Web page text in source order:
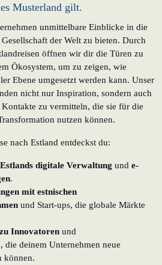
Musterland gilt.
unmittelbare Einblicke in die
der Welt zu bieten. Durch
öffnen wir dir die Türen zu
Ökosystem, um zu zeigen, wie
Ebene umgesetzt werden kann. Unser
nicht nur Inspiration, sondern auch
Kontakte zu vermitteln, die sie für die
nutzen können.
nach Estland entdeckst du:
digitale Verwaltung und e-
.
mit estnischen
und Start-ups, die globale Märkte
Innovatoren und
die deinem Unternehmen neue
können.